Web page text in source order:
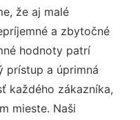
že aj malé
a zbytočné
hodnoty patrí
prístup a úprimná
každého zákazníka,
mieste. Naši